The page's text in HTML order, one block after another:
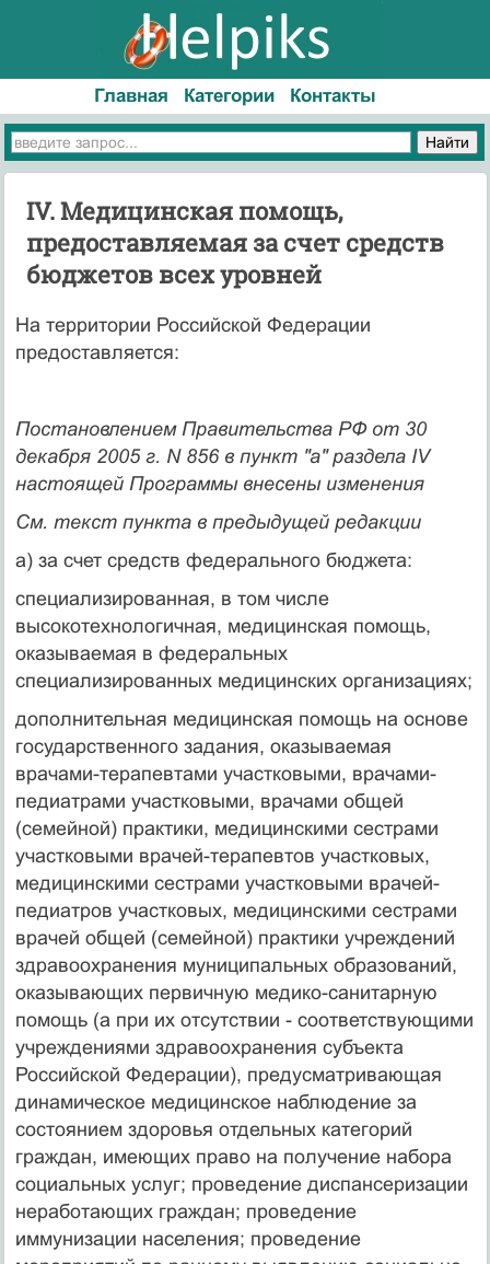
Главная Категории Контакты
IV. Медицинская помощь,
предоставляемая за счет средств
бюджетов всех уровней
На территории Российской Федерации
предоставляется:
Постановлением Правительства РФ от 30
декабря 2005 г. N 856 в пункт "а" раздела IV
настоящей Программы внесены изменения
См. текст пункта в предыдущей редакции
а) за счет средств федерального бюджета:
специализированная, в том числе
высокотехнологичная, медицинская помощь,
оказываемая в федеральных
специализированных медицинских организациях;
дополнительная медицинская помощь на основе
государственного задания, оказываемая
врачами-терапевтами участковыми, врачами-
педиатрами участковыми, врачами общей
(семейной) практики, медицинскими сестрами
участковыми врачей-терапевтов участковых,
медицинскими сестрами участковыми врачей-
педиатров участковых, медицинскими сестрами
врачей общей (семейной) практики учреждений
здравоохранения муниципальных образований,
оказывающих первичную медико-санитарную
помощь (а при их отсутствии - соответствующими
учреждениями здравоохранения субъекта
Российской Федерации), предусматривающая
динамическое медицинское наблюдение за
состоянием здоровья отдельных категорий
граждан, имеющих право на получение набора
социальных услуг; проведение диспансеризации
неработающих граждан; проведение
иммунизации населения; проведение